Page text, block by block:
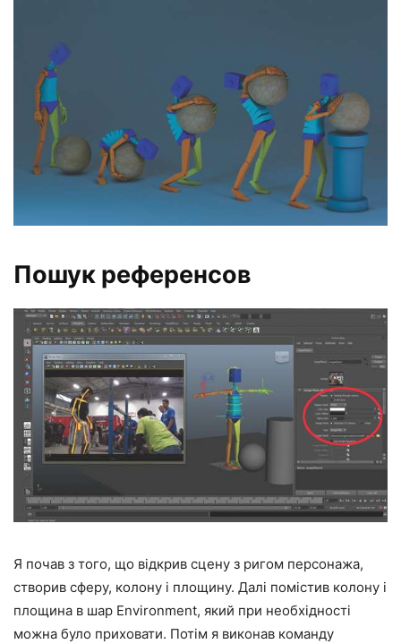
Пошук референсов
Я почав з того, що відкрив сцену з ригом персонажа,
створив сферу, колону і площину. Далі помістив колону і
площина в шар Environment, який при необхідності
можна було приховати. Потім я виконав команду